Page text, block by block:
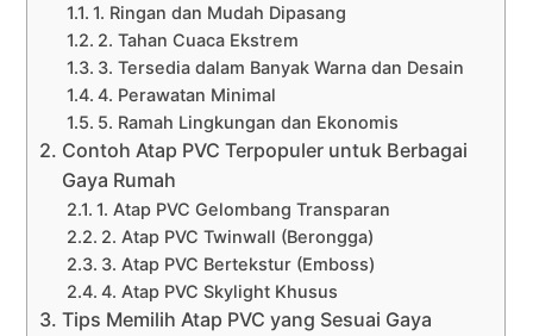
1. Ringan dan Mudah Dipasang
2. Tahan Cuaca Ekstrem
3. Tersedia dalam Banyak Warna dan Desain
4. Perawatan Minimal
5. Ramah Lingkungan dan Ekonomis
Contoh Atap PVC Terpopuler untuk Berbagai
Gaya Rumah
1. Atap PVC Gelombang Transparan
2. Atap PVC Twinwall (Berongga)
3. Atap PVC Bertekstur (Emboss)
4. Atap PVC Skylight Khusus
Tips Memilih Atap PVC yang Sesuai Gaya